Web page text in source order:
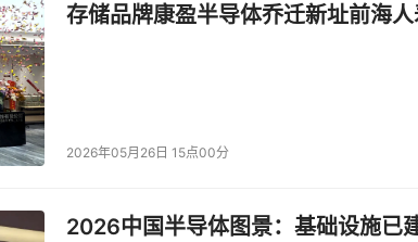
存储品牌康盈半导体乔迁新址前海
2026年05月26日 15点00分
2026中国半导体图景：基础设施已